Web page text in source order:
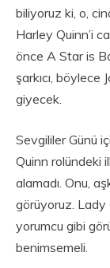
biliyoruz ki, o,
Harley Quinn’i
önce A Star is
şarkıcı, böylece
giyecek.
Sevgililer Günü
Quinn rolündeki
alamadı. Onu,
görüyoruz. Lady
yorumcu gibi
benimsemeli.